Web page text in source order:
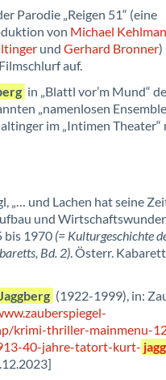
Parodie „Reigen 51“ (eine
von Michael
und Gerhard Bronner)
auf.
in „Blattl vor’m Mund“
„namenlosen
im „Intimen Theater“
„… und Lachen hat seine
und
bis 1970 (= Kulturgeschichte
Bd. 2). Österr.
(1922-1999), in:
krimi-thriller-mainmenu-
40-jahre-tatort-kurt-